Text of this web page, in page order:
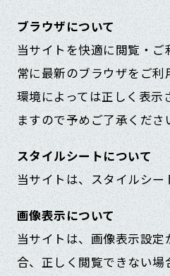
ブラウザについて
当サイトを快適に閲覧・ご
常に最新のブラウザをご
環境によっては正しく表示
ますので予めご了承くださ
スタイルシートについて
当サイトは、スタイルシ
画像表示について
当サイトは、画像表示設
合、正しく閲覧できない場